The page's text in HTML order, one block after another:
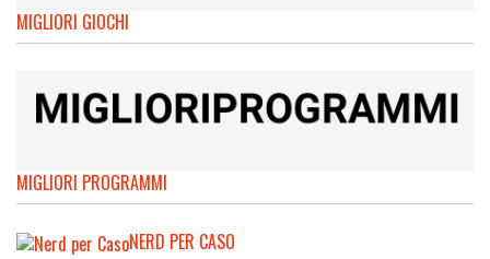
MIGLIORI GIOCHI
MIGLIORI PROGRAMMI
NERD PER CASO